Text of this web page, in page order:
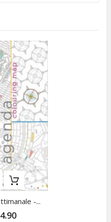
-...